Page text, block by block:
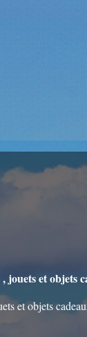
jouets et objets
et objets